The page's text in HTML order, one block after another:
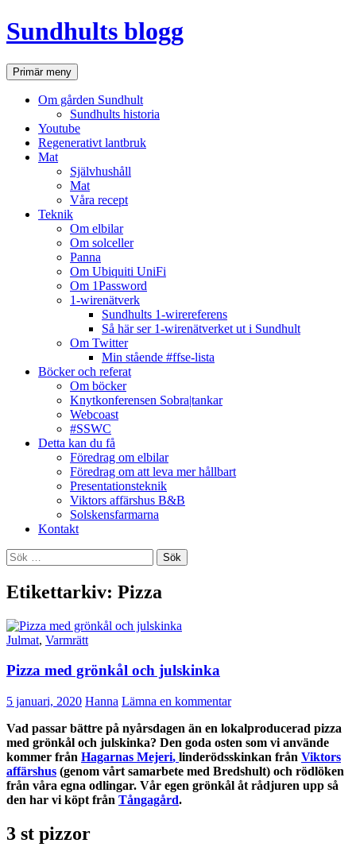
Hoppa
till
Sundhults blogg
SökPrimär meny
Om gården Sundhult
Sundhults historia
Youtube
Regenerativt lantbruk
Mat
Självhushåll
Mat
Våra recept
Teknik
Om elbilar
Om solceller
Panna
Om Ubiquiti UniFi
Om 1Password
1-wirenätverk
Sundhults 1-wirereferens
Så här ser 1-wirenätverket ut i Sundhult
Om Twitter
Min stående #ffse-lista
Böcker och referat
Om böcker
Knytkonferensen Sobra|tankar
Webcoast
#SSWC
Detta kan du få
Föredrag om elbilar
Föredrag om att leva mer hållbart
Presentationsteknik
Viktors affärshus B&B
Solskensfarmarna
Kontakt
Sök
efter:
Etikettarkiv: Pizza
Julmat, Varmrätt
Pizza med grönkål och julskinka
5 januari, 2020 Hanna Lämna en kommentar
Vad passar bättre på nyårsdagen än en lokalproducerad pizza
med grönkål och julskinka? Den goda osten som vi använde
kommer från Hagarnas Mejeri, linderödsskinkan från Viktors
affärshus (genom vårt samarbete med Bredshult) och rödlöken
från våra egna odlingar. Vår egen grönkål åt rådjuren upp så
den har vi köpt från Tångagård.
3 st pizzor